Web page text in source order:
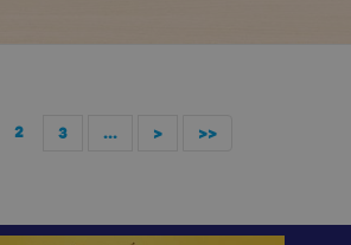
2 3 ... > >>